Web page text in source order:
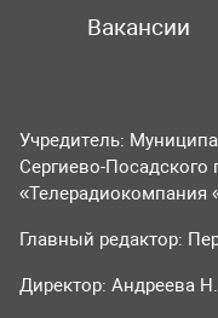
Вакансии
Учредитель:
Сергиево-Посадского
«Телерадиокомпания
Главный редактор:
Директор: Андреева